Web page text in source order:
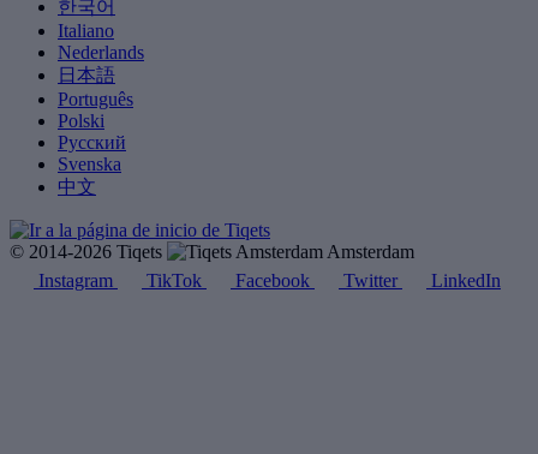
한국어
Italiano
Nederlands
日本語
Português
Polski
Русский
Svenska
中文
© 2014-2026 Tiqets
Amsterdam
Instagram
TikTok Facebook Twitter LinkedIn